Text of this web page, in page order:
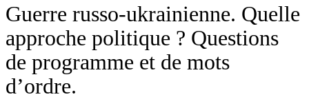
Guerre russo-ukrainienne. Quelle
approche politique ? Questions
de programme et de mots
d’ordre.